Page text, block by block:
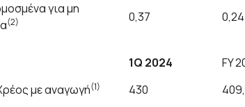
για μη
(2) 0,37 0,24
1Q 2024
FY
με αναγωγή(1) 430